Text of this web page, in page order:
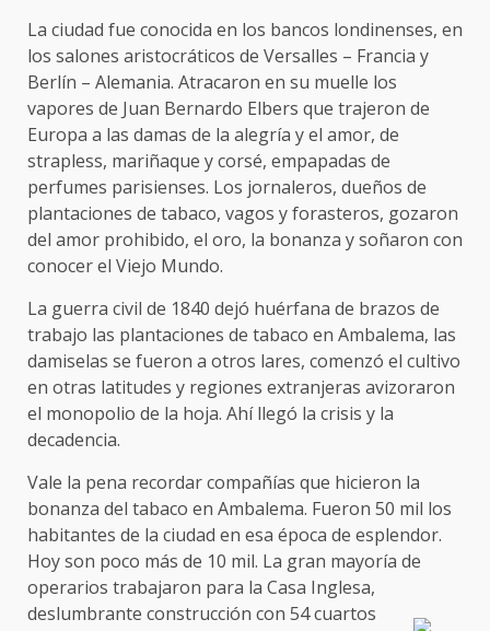
La ciudad fue conocida en los bancos londinenses, en
los salones aristocráticos de Versalles – Francia y
Berlín – Alemania. Atracaron en su muelle los
vapores de Juan Bernardo Elbers que trajeron de
Europa a las damas de la alegría y el amor, de
strapless, mariñaque y corsé, empapadas de
perfumes parisienses. Los jornaleros, dueños de
plantaciones de tabaco, vagos y forasteros, gozaron
del amor prohibido, el oro, la bonanza y soñaron con
conocer el Viejo Mundo.
La guerra civil de 1840 dejó huérfana de brazos de
trabajo las plantaciones de tabaco en Ambalema, las
damiselas se fueron a otros lares, comenzó el cultivo
en otras latitudes y regiones extranjeras avizoraron
el monopolio de la hoja. Ahí llegó la crisis y la
decadencia.
Vale la pena recordar compañías que hicieron la
bonanza del tabaco en Ambalema. Fueron 50 mil los
habitantes de la ciudad en esa época de esplendor.
Hoy son poco más de 10 mil. La gran mayoría de
operarios trabajaron para la Casa Inglesa,
deslumbrante construcción con 54 cuartos